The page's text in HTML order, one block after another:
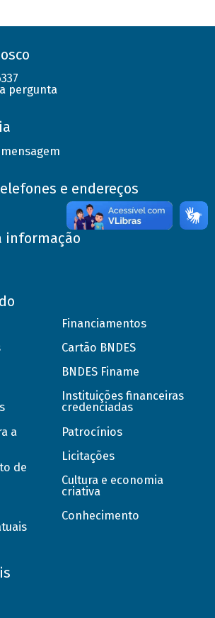
pergunta
e endereços
informação
a
de
Financiamentos
Cartão BNDES
BNDES Finame
Instituições financeiras
credenciadas
Patrocínios
Licitações
Cultura e economia
criativa
Conhecimento